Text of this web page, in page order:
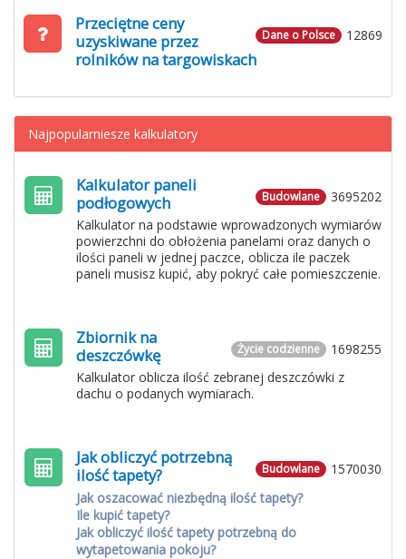
12869
Dane o Polsce
Przeciętne ceny
uzyskiwane przez
rolników na targowiskach
Najpopularniesze kalkulatory
3695202
Budowlane
Kalkulator paneli
podłogowych
Kalkulator na podstawie wprowadzonych wymiarów
powierzchni do obłożenia panelami oraz danych o
ilości paneli w jednej paczce, oblicza ile paczek
paneli musisz kupić, aby pokryć całe pomieszczenie.
1698255
Życie codzienne
Zbiornik na
deszczówkę
Kalkulator oblicza ilość zebranej deszczówki z
dachu o podanych wymiarach.
1570030
Budowlane
Jak obliczyć potrzebną
ilość tapety?
Jak oszacować niezbędną ilość tapety?
Ile kupić tapety?
Jak obliczyć ilość tapety potrzebną do
wytapetowania pokoju?